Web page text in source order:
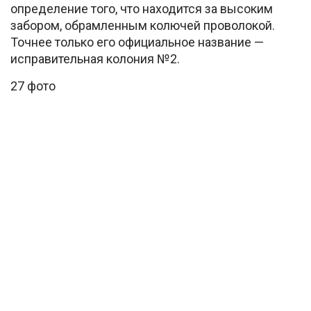
определение того, что находится за высоким
забором, обрамленным колючей проволокой.
Точнее только его официальное название —
исправительная колония №2.
27 фото